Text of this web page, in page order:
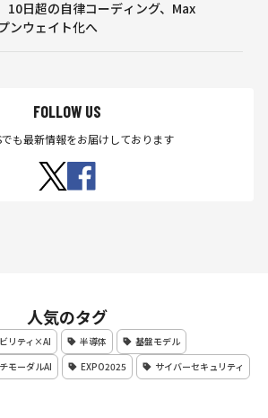
日超の自律コーディング、Max
ンウェイト化へ
FOLLOW US
でも最新情報をお届けしております
人気のタグ
リティ×AI 半導体
基盤モデル
モーダルAI EXPO2025
サイバーセキュリティ